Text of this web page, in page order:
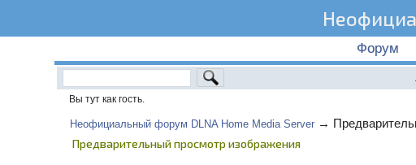
Форум
Вы тут как гость.
Неофициальный форум DLNA Home Media Server →
Предварительный просмотр изображения